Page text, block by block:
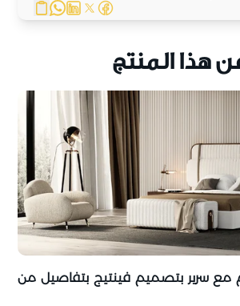
هذا المنتج
مع سرير بتصميم فينتيج بتفاصيل من